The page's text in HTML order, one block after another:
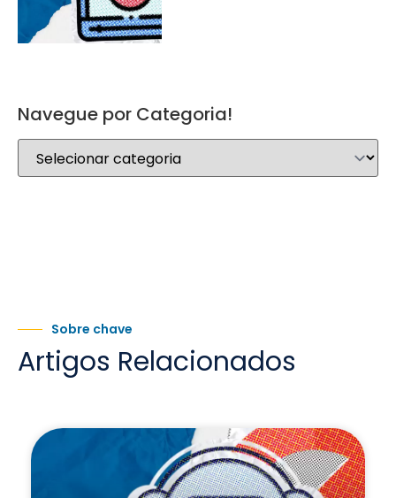
Navegue por Categoria!
Sobre chave
Artigos Relacionados